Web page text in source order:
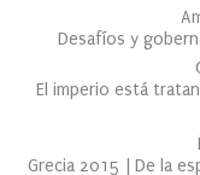
Desafíos y
El imperio está
Grecia 2015 | De la